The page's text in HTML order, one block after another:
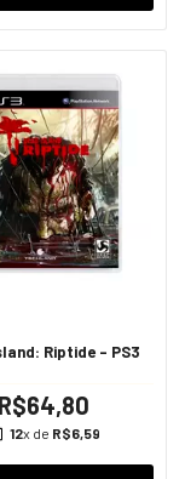
Riptide - PS3
R$64,80
12x de R$6,59